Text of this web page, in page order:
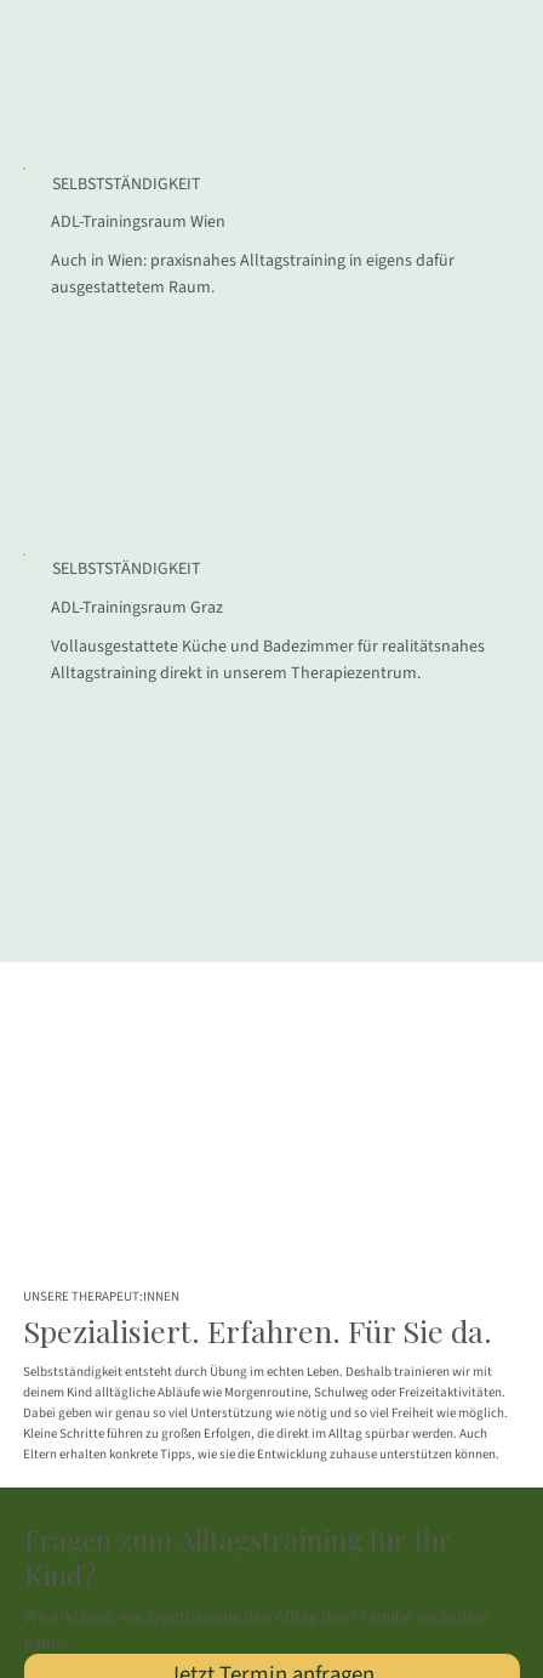
SELBSTSTÄNDIGKEIT
ADL-Trainingsraum Wien
Auch in Wien: praxisnahes Alltagstraining in eigens dafür
ausgestattetem Raum.
SELBSTSTÄNDIGKEIT
ADL-Trainingsraum Graz
Vollausgestattete Küche und Badezimmer für realitätsnahes
Alltagstraining direkt in unserem Therapiezentrum.
UNSERE THERAPEUT:INNEN
Spezialisiert. Erfahren. Für Sie da.
Selbstständigkeit entsteht durch Übung im echten Leben. Deshalb trainieren wir mit
deinem Kind alltägliche Abläufe wie Morgenroutine, Schulweg oder Freizeitaktivitäten.
Dabei geben wir genau so viel Unterstützung wie nötig und so viel Freiheit wie möglich.
Kleine Schritte führen zu großen Erfolgen, die direkt im Alltag spürbar werden. Auch
Eltern erhalten konkrete Tipps, wie sie die Entwicklung zuhause unterstützen können.
Fragen zum Alltagstraining für Ihr
Kind?
Wir erklären, wie Ergotherapie den Alltag Ihrer Familie verändern
kann.